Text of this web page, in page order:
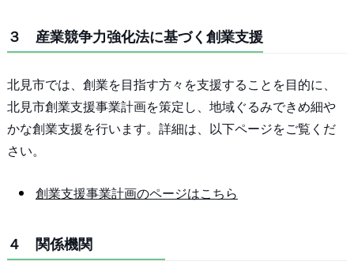
３ 産業競争力強化法に基づく創業支援
北見市では、創業を目指す方々を支援することを目的に、
北見市創業支援事業計画を策定し、地域ぐるみできめ細や
かな創業支援を行います。詳細は、以下ページをご覧くだ
さい。
創業支援事業計画のページはこちら
４ 関係機関